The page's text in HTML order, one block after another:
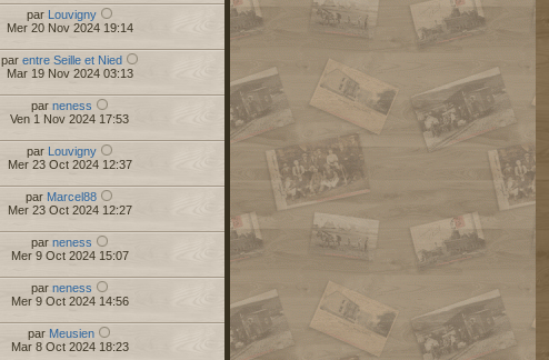
par Louvigny
Mer 20 Nov 2024 19:14
par entre Seille et Nied
Mar 19 Nov 2024 03:13
par neness
Ven 1 Nov 2024 17:53
par Louvigny
Mer 23 Oct 2024 12:37
par Marcel88
Mer 23 Oct 2024 12:27
par neness
Mer 9 Oct 2024 15:07
par neness
Mer 9 Oct 2024 14:56
par Meusien
Mar 8 Oct 2024 18:23